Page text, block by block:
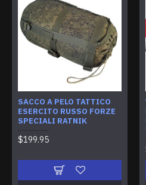
SACCO A PELO TATTICO
ESERCITO RUSSO FORZE
SPECIALI RATNIK
$199.95